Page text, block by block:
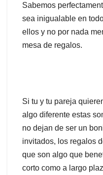
Sabemos
sea inigualable en
ellos y no por nada
mesa de regalos.
Si tu y tu pareja
algo diferente estas
no dejan de ser un
invitados, los regalos
que son algo que
corto como a largo